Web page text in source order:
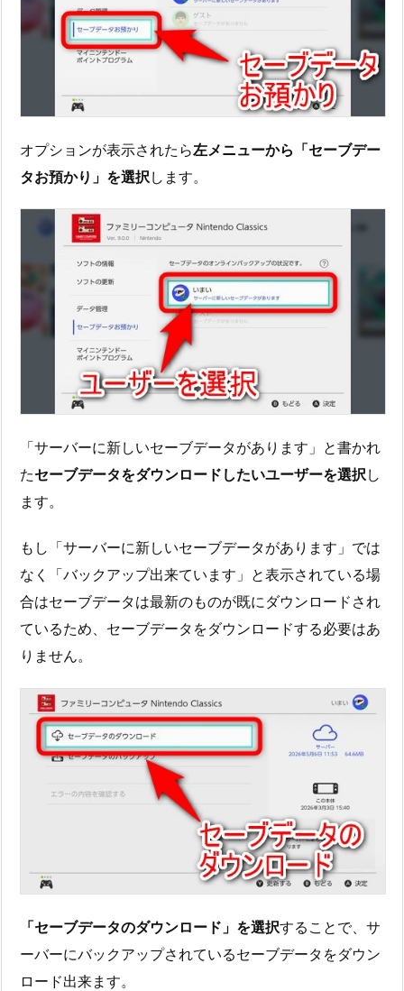
オプションが表示されたら左メニューから「セーブデー
タお預かり」を選択 します。
「サーバーに新しいセーブデータがあります」と書かれ
たセーブデータをダウンロードしたいユーザーを選択し
ます。
もし「サーバーに新しいセーブデータがあります」では
なく「バックアップ出来ています」と表示されている場
合はセーブデータは最新のものが既にダウンロードされ
ているため、セーブデータをダウンロードする必要はあ
りません。
「セーブデータのダウンロード」を選択することで、サ
ーバーにバックアップされているセーブデータをダウン
ロード出来ます。